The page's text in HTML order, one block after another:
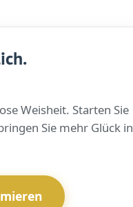
Weisheit. Starten Sie
Sie mehr Glück in